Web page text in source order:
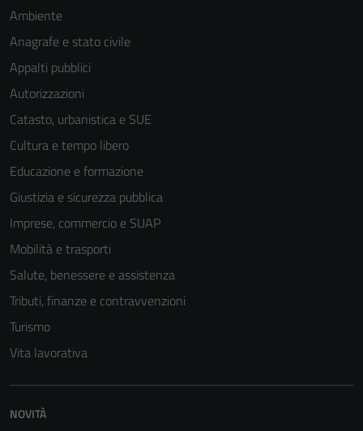
Ambiente
Anagrafe e stato civile
Appalti pubblici
Autorizzazioni
Catasto, urbanistica e SUE
Cultura e tempo libero
Educazione e formazione
Giustizia e sicurezza pubblica
Imprese, commercio e SUAP
Mobilità e trasporti
Salute, benessere e assistenza
Tributi, finanze e contravvenzioni
Turismo
Vita lavorativa
NOVITÀ